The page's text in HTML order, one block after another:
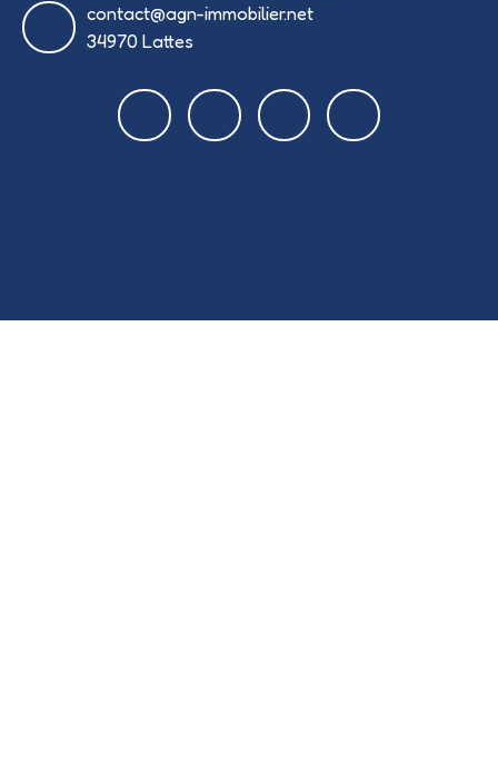
contact@agn-immobilier.net
34970 Lattes